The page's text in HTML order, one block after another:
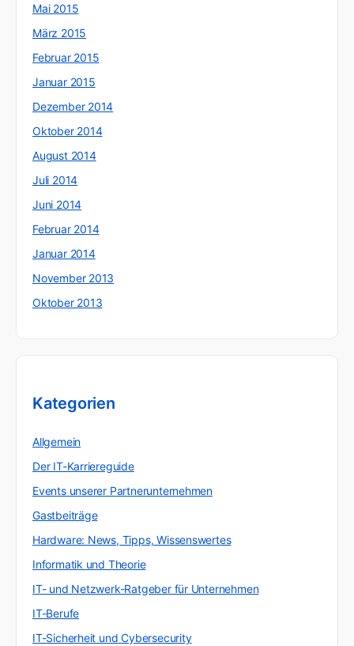
Mai 2015
März 2015
Februar 2015
Januar 2015
Dezember 2014
Oktober 2014
August 2014
Juli 2014
Juni 2014
Februar 2014
Januar 2014
November 2013
Oktober 2013
Kategorien
Allgemein
Der IT-Karriereguide
Events unserer Partnerunternehmen
Gastbeiträge
Hardware: News, Tipps, Wissenswertes
Informatik und Theorie
IT- und Netzwerk-Ratgeber für Unternehmen
IT-Berufe
IT-Sicherheit und Cybersecurity